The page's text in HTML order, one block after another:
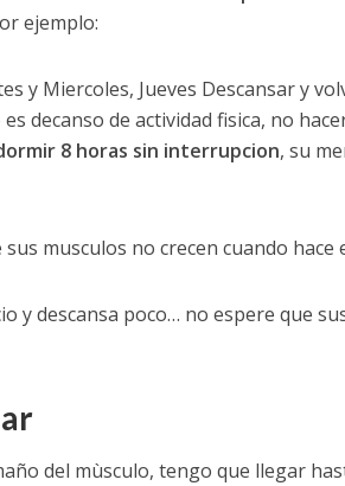
ejemplo:
y Miercoles, Jueves Descansar y
decanso de actividad fisica, no
8 horas sin interrupcion, su
musculos no crecen cuando hace
y descansa poco… no espere que
del mùsculo, tengo que llegar